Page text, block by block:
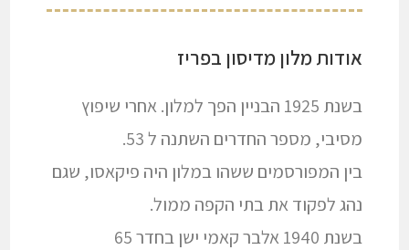
אודות מלון מדיסון בפריז
בשנת 1925 הבניין הפך למלון. אחרי שיפוץ
מסיבי, מספר החדרים השתנה ל 53.
בין המפורסמים ששהו במלון היה פיקאסו, שגם
נהג לפקוד את בתי הקפה ממול.
בשנת 1940 אלבר קאמי ישן בחדר 65